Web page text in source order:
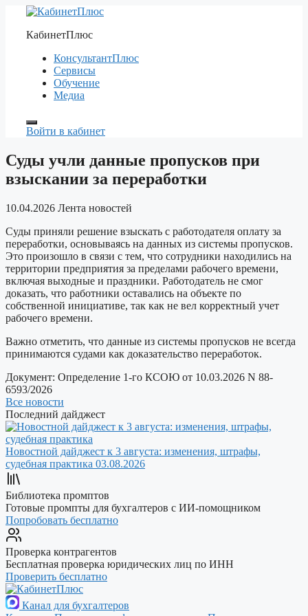
Перейти
содержимому
КабинетПлюс
КонсультантПлюс
Сервисы
Обучение
Медиа
Войти в кабинет
Суды учли данные пропусков при
взыскании за переработки
10.04.2026 Лента новостей
Суды приняли решение взыскать с работодателя оплату за
переработки, основываясь на данных из системы пропусков.
Это произошло в связи с тем, что сотрудники находились на
территории предприятия за пределами рабочего времени,
включая выходные и праздники. Работодатель не смог
доказать, что работники оставались на объекте по
собственной инициативе, так как не вел корректный учет
рабочего времени.
Важно отметить, что данные из системы пропусков не всегда
принимаются судами как доказательство переработок.
Документ: Определение 1-го КСОЮ от 10.03.2026 N 88-
6593/2026
Все новости
Последний дайджест
Новостной дайджест к 3 августа: изменения, штрафы,
судебная практика 03.08.2026
Библиотека промптов
Готовые промпты для бухгалтеров с ИИ-помощником
Попробовать бесплатно
Проверка контрагентов
Бесплатная проверка юридических лиц по ИНН
Проверить бесплатно
Канал для бухгалтеров